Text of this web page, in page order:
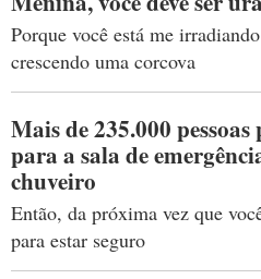
Porque você está me
crescendo uma corcova
Mais de 235.000
para a sala de
chuveiro
Então, da próxima vez que
para estar seguro